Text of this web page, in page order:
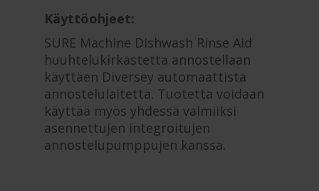
Käyttöohjeet:
SURE Machine Dishwash Rinse Aid
huuhtelukirkastetta annostellaan
käyttäen Diversey automaattista
annostelulaitetta. Tuotetta voidaan
käyttää myös yhdessä valmiiksi
asennettujen integroitujen
annostelupumppujen kanssa.